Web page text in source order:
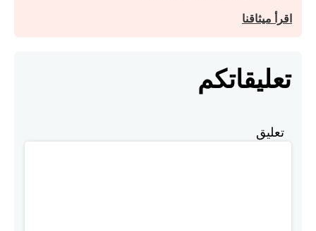
اقرأ ميثاقنا
تعليقاتكم
تعليق